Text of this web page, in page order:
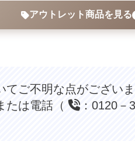
アウトレット商品を見る
てご不明な点がござい
たは電話（
：0120－